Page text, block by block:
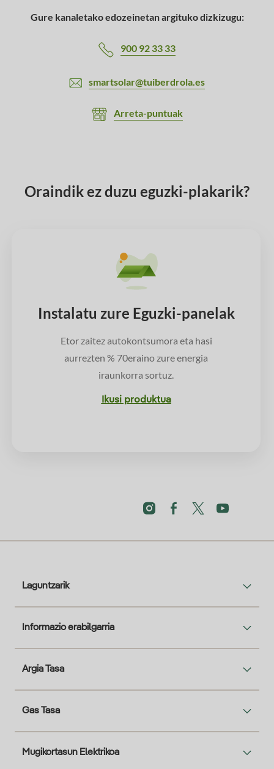
Gure kanaletako edozeinetan argituko dizkizugu:
900 92 33 33
smartsolar@tuiberdrola.es
Arreta-puntuak
Oraindik ez duzu eguzki-plakarik?
Instalatu zure Eguzki-panelak
Etor zaitez autokontsumora eta hasi
aurrezten % 70eraino zure energia
iraunkorra sortuz.
Ikusi produktua
Laguntzarik
Informazio erabilgarria
Argia Tasa
Gas Tasa
Mugikortasun Elektrikoa